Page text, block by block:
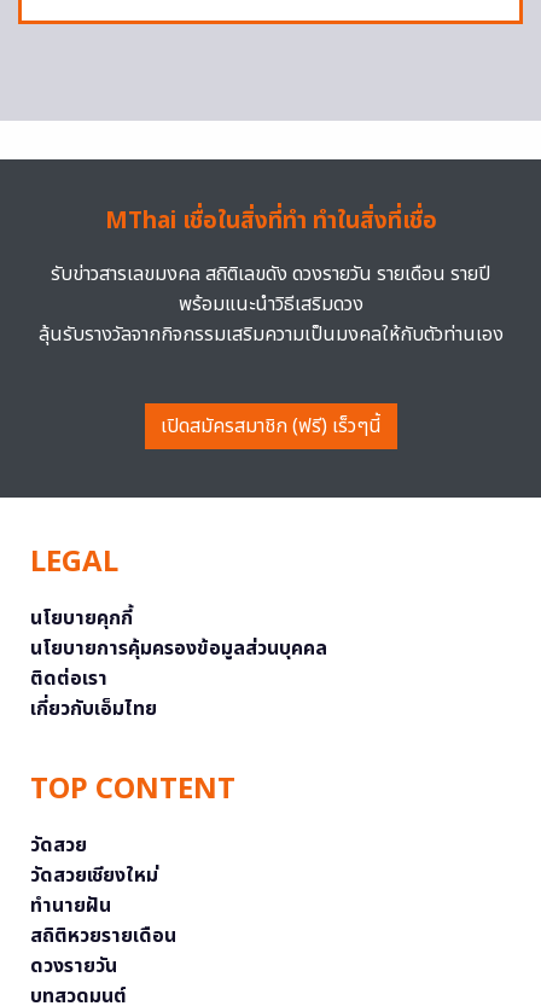
MThai เชื่อในสิ่งที่ทำ ทำในสิ่งที่เชื่อ
รับข่าวสารเลขมงคล สถิติเลขดัง ดวงรายวัน รายเดือน รายปี
พร้อมแนะนำวิธีเสริมดวง
ลุ้นรับรางวัลจากกิจกรรมเสริมความเป็นมงคลให้กับตัวท่านเอง
เปิดสมัครสมาชิก (ฟรี) เร็วๆนี้
LEGAL
นโยบายคุกกี้
นโยบายการคุ้มครองข้อมูลส่วนบุคคล
ติดต่อเรา
เกี่ยวกับเอ็มไทย
TOP CONTENT
วัดสวย
วัดสวยเชียงใหม่
ทำนายฝัน
สถิติหวยรายเดือน
ดวงรายวัน
บทสวดมนต์